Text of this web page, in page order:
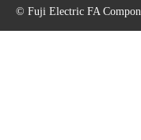
© Fuji Electric FA